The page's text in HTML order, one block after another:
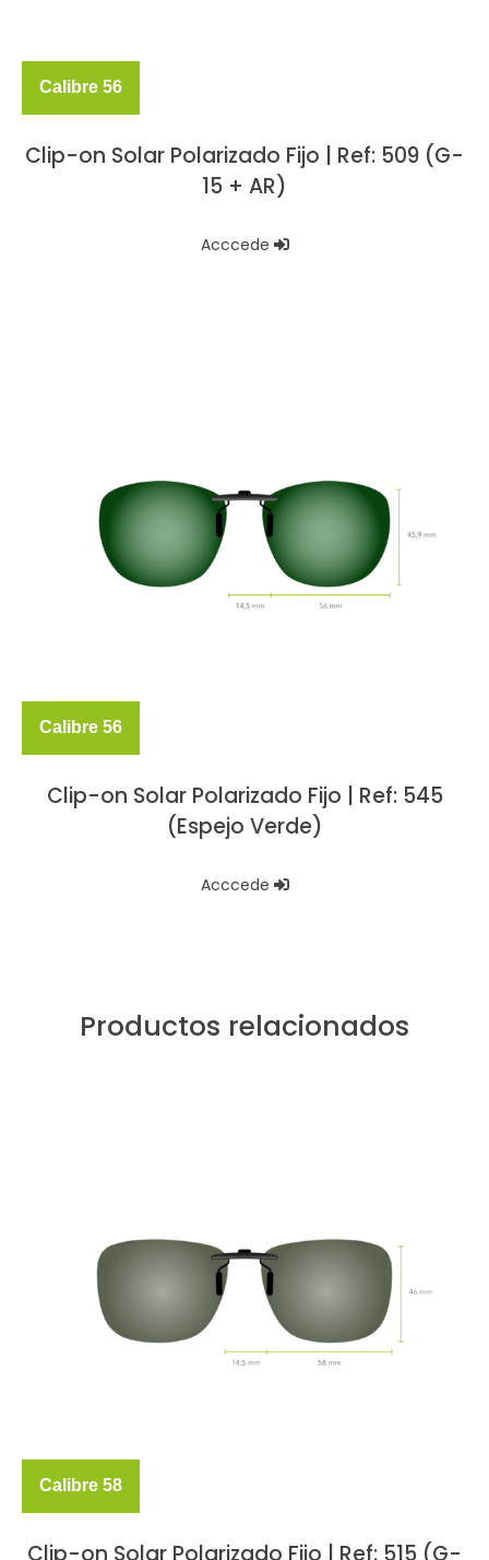
Calibre 56
Clip-on Solar Polarizado Fijo | Ref: 509 (G-
15 + AR)
Acccede
Calibre 56
Clip-on Solar Polarizado Fijo | Ref: 545
(Espejo Verde)
Acccede
Productos relacionados
Calibre 58
Clip-on Solar Polarizado Fijo | Ref: 515 (G-